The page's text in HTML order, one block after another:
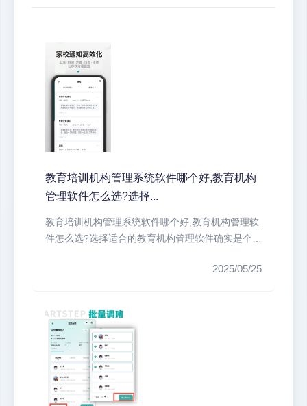
教育培训机构管理系统软件哪个好,教育机构
管理软件怎么选?选择...
教育培训机构管理系统软件哪个好,教育机构管理软
件怎么选?选择适合的教育机构管理软件确实是个技
2025/05/25